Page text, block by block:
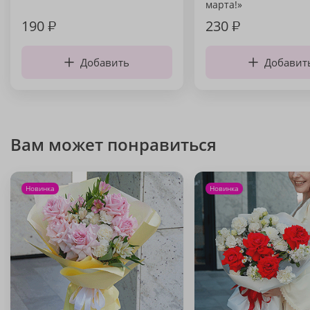
190₽
Добавить
марта!»
230₽
Вам может понравиться
Новинка Новинка